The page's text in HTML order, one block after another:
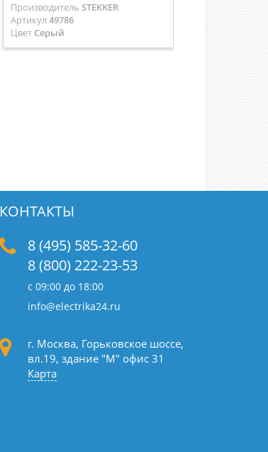
Производитель STEKKER
Артикул49786
Цвет Серый
КОНТАКТЫ
8 (495) 585-32-60
8 (800) 222-23-53
с 09:00 до 18:00
info@electrika24.ru
г. Москва, Горьковское шоссе,
вл.19, здание "М" офис 31
Карта